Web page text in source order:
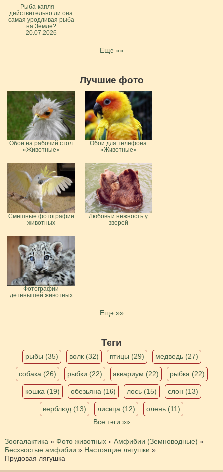
Рыба-капля —
действительно ли она
самая уродливая рыба
на Земле?
20.07.2026
Еще »»
Лучшие фото
Обои на рабочий стол
«Животные»
Обои для телефона
«Животные»
Смешные фотографии
животных
Любовь и нежность у
зверей
Фотографии
детенышей животных
Еще »»
Теги
рыбы (35) волк (32) птицы (29) медведь (27)
собака (26) рыбки (22) аквариум (22) рыбка (22)
кошка (19) обезьяна (16) лось (15) слон (13)
верблюд (13) лисица (12)
олень (11)
Все теги »»
Зоогалактика » Фото животных » Амфибии (Земноводные) »
Бесхвостые амфибии » Настоящие лягушки »
Прудовая лягушка